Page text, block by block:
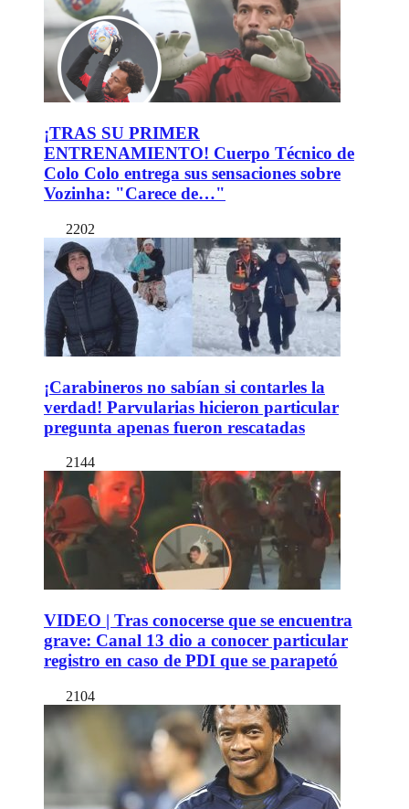
¡TRAS SU PRIMER
ENTRENAMIENTO! Cuerpo Técnico de
Colo Colo entrega sus sensaciones sobre
Vozinha: "Carece de…"
2202
¡Carabineros no sabían si contarles la
verdad! Parvularias hicieron particular
pregunta apenas fueron rescatadas
2144
VIDEO | Tras conocerse que se encuentra
grave: Canal 13 dio a conocer particular
registro en caso de PDI que se parapetó
2104